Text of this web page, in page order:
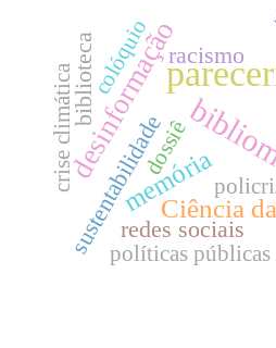
desinformação
Ciência
memória
racismo
biblioteca
sustentabilidaderedes sociais
dossiê
crise climática
colóquio
políticas públicas